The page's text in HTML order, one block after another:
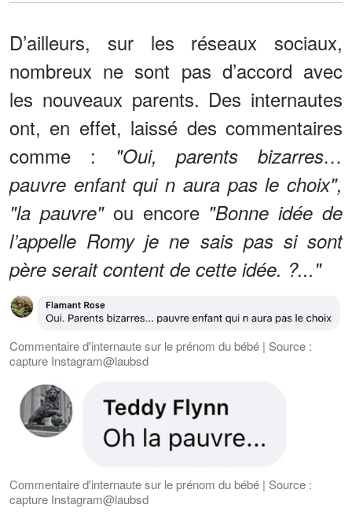
D’ailleurs, sur les réseaux sociaux,
nombreux ne sont pas d’accord avec
les nouveaux parents. Des internautes
ont, en effet, laissé des commentaires
comme :
"Oui, parents bizarres…
pauvre enfant qui n aura pas le choix",
"la pauvre" ou encore"Bonne idée de
l’appelle Romy je ne sais pas si sont
père serait content de cette idée. ?..."
Commentaire d'internaute sur le prénom du bébé | Source :
capture Instagram@laubsd
Commentaire d'internaute sur le prénom du bébé | Source :
capture Instagram@laubsd